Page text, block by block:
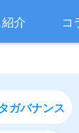
介 コ
ガバナンス